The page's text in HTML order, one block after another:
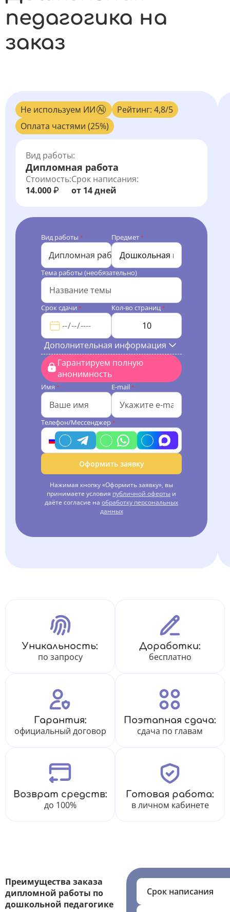
педагогика на
заказ
Не используем ИИ
Рейтинг: 4,8/5
Оплата частями (25%)
Вид работы:
Дипломная работа
Стоимость:
14.000 ₽
Срок написания:
от 14 дней
Вид работы *
Дипломная работа
Предмет *
Тема работы (необязательно)
Срок сдачи * Кол-во страниц *
Дополнительная информация
Гарантируем полную
анонимность
Имя * E-mail *
Телефон/Мессенджер *
Оформить заявку
Нажимая кнопку «Оформить заявку», вы
принимаете условия публичной оферты и
даёте согласие на обработку персональных
данных
Уникальность:
по запросу
Доработки:
бесплатно
Гарантия:
официальный договор
Поэтапная сдача:
сдача по главам
Возврат средств:
до 100%
Готовая работа:
в личном кабинете
Преимущества заказа
дипломной работы по
дошкольной педагогике
Срок написания